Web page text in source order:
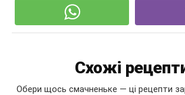
Схожі
Обери щось смачненьке — ці рецепти